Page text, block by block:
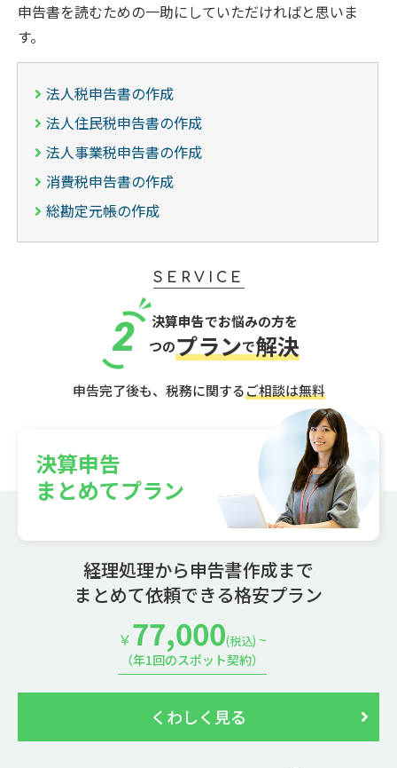
申告書を読むための一助にしていただければと思いま
す。
法人税申告書の作成
法人住民税申告書の作成
法人事業税申告書の作成
消費税申告書の作成
総勘定元帳の作成
SERVICE
決算申告でお悩みの方を
2 つのプランで解決
申告完了後も、税務に関するご相談は無料
決算申告
まとめてプラン
経理処理から申告書作成まで
まとめて依頼できる格安プラン
￥77,000(税込) ~
（年1回のスポット契約）
くわしく見る